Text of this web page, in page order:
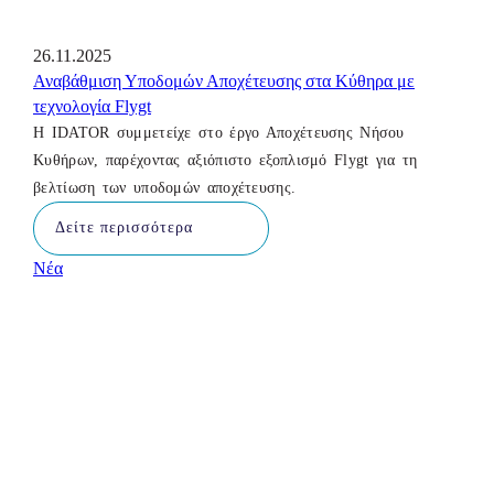
26.11.2025
Αναβάθμιση Υποδομών Αποχέτευσης στα Κύθηρα με
τεχνολογία Flygt
Η IDATOR συμμετείχε στο έργο Αποχέτευσης Νήσου
Κυθήρων, παρέχοντας αξιόπιστο εξοπλισμό Flygt για τη
βελτίωση των υποδομών αποχέτευσης.
Δείτε περισσότερα
Νέα